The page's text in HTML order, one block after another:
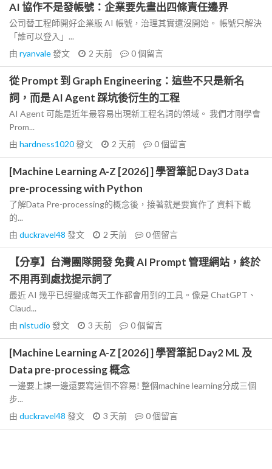
AI 協作不是發帳號：企業要先畫出四條責任邊界
公司替工程師開好企業版 AI 帳號，治理其實還沒開始。 帳號只解決
「誰可以登入」...
由 ryanvale發文 2 天前 0個留言
從 Prompt 到 Graph Engineering：這些不只是新名
詞，而是 AI Agent 踩坑後衍生的工程
AI Agent 可能是近年最容易出現新工程名詞的領域。 我們才剛學會
Prom...
由 hardness1020發文 2 天前 0個留言
[Machine Learning A-Z [2026] ] 學習筆記 Day3 Data
pre-processing with Python
了解Data Pre-processing的概念後，接著就是要實作了 資料下載
的...
由 duckravel48 發文 2 天前 0個留言
【分享】台灣團隊開發 免費 AI Prompt 管理網站，終於
不用再到處找提示詞了
最近 AI 幾乎已經變成每天工作都會用到的工具。像是 ChatGPT、
Claud...
由 nlstudio 發文 3 天前 0個留言
[Machine Learning A-Z [2026] ] 學習筆記 Day2 ML 及
Data pre-processing 概念
一邊要上課一邊還要寫這個不容易! 整個machine learning分成三個
步...
由 duckravel48 發文 3 天前 0個留言